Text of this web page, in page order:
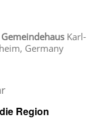
Karl-
Germany
Region